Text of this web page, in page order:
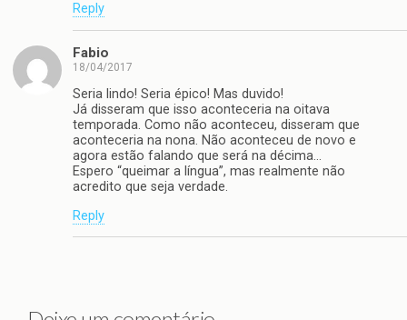
Reply
Fabio
18/04/2017
Seria lindo! Seria épico! Mas duvido!
Já disseram que isso aconteceria na oitava
temporada. Como não aconteceu, disseram que
aconteceria na nona. Não aconteceu de novo e
agora estão falando que será na décima…
Espero “queimar a língua”, mas realmente não
acredito que seja verdade.
Reply